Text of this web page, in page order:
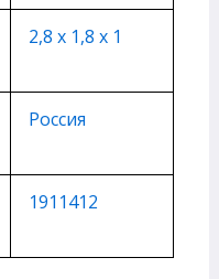
2,8 х 1,8 х 1
Россия
1911412